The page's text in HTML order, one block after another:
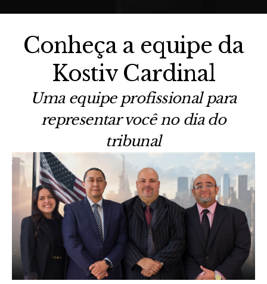
Conheça a equipe da
Kostiv Cardinal
Uma equipe profissional para
representar você no dia do
tribunal